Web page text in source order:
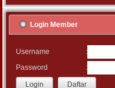
Login Member
Username
:
Password
: